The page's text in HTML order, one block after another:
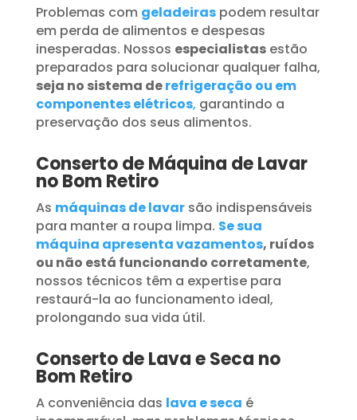
Problemas com geladeiraspodem resultar
em perda de alimentos e despesas
inesperadas. Nossos especialistasestão
preparados para solucionar qualquer falha,
seja no sistema derefrigeração ou em
componentes elétricos, garantindo a
preservação dos seus alimentos.
Conserto de Máquina de Lavar
no Bom Retiro
As máquinas de lavar são indispensáveis
para manter a roupa limpa. Se sua
máquina apresenta vazamentos, ruídos
ou não está funcionando corretamente,
nossos técnicos têm a expertise para
restaurá-la ao funcionamento ideal,
prolongando sua vida útil.
Conserto de Lava e Seca no
Bom Retiro
A conveniência das lava e seca é